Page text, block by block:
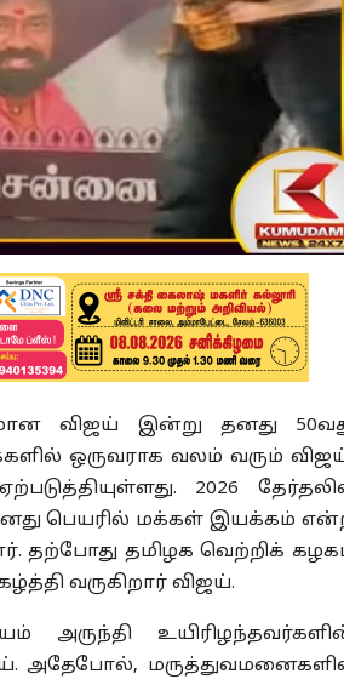
விஜய் இன்று தனது
ஒருவராக வலம் வரும்
2026
பெயரில் மக்கள் இயக்கம்
தற்போது தமிழக வெற்றிக்
வருகிறார் விஜய்.
அருந்தி
அதேபோல்,